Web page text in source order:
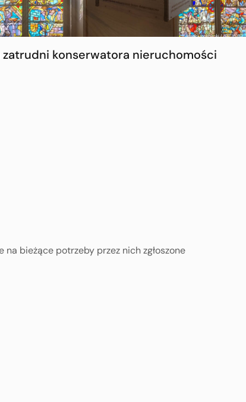
zatrudni konserwatora nieruchomości
bieżące potrzeby przez nich zgłoszone